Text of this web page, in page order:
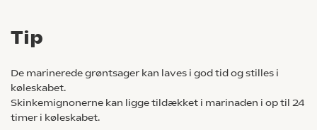
Tip
De marinerede grøntsager kan laves i god tid og stilles i
køleskabet.
Skinkemignonerne kan ligge tildækket i marinaden i op til 24
timer i køleskabet.